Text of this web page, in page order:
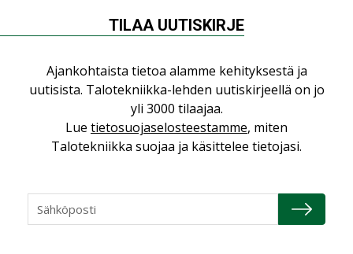
TILAA UUTISKIRJE
Ajankohtaista tietoa alamme kehityksestä ja
uutisista. Talotekniikka-lehden uutiskirjeellä on jo
yli 3000 tilaajaa.
Lue tietosuojaselosteestamme, miten
Talotekniikka suojaa ja käsittelee tietojasi.